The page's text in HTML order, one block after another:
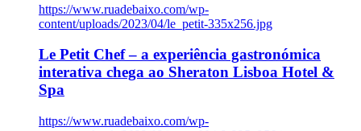
https://www.ruadebaixo.com/wp-
content/uploads/2023/04/le_petit-335x256.jpg
Le Petit Chef – a experiência gastronómica
interativa chega ao Sheraton Lisboa Hotel &
Spa
https://www.ruadebaixo.com/wp-